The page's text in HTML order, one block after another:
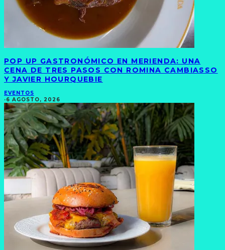
POP UP GASTRONÓMICO EN MERIENDA: UNA
CENA DE TRES PASOS CON ROMINA CAMBIASSO
Y JAVIER HOURQUEBIE
EVENTOS
·6 AGOSTO, 2026